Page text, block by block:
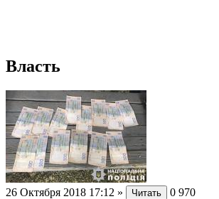
Власть
26 Октября 2018 17:12 » Читать 0 970